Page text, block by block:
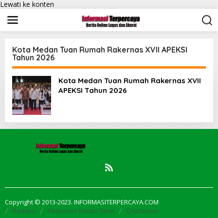
Lewati ke konten
Kota Medan Tuan Rumah Rakernas XVII APEKSI
Tahun 2026
Kota Medan Tuan Rumah Rakernas XVII
APEKSI Tahun 2026
Copyright © 2013-2023. INFORMASITERPERCAYA.COM
Redaksi Pedoman Media Siber Disclaimer